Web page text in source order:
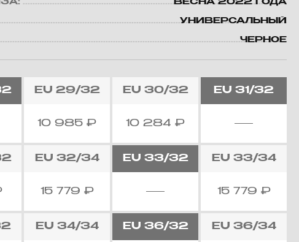
ВЕСНА 2022 ГОДА
УНИВЕРСАЛЬНЫЙ
ЧЕРНОЕ
EU 29/32
10 985₽
EU 30/32
10 284₽
EU 31/32
EU 32/34
15 779 ₽
EU 33/32 EU 33/34
15 779 ₽
EU 34/34 EU 36/32 EU 36/34